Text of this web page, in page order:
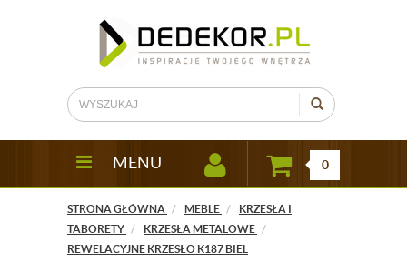
MENU 0
STRONA GŁÓWNA MEBLE
KRZESŁA I
TABORETY
KRZESŁA METALOWE
REWELACYJNE KRZESŁO K187 BIEL